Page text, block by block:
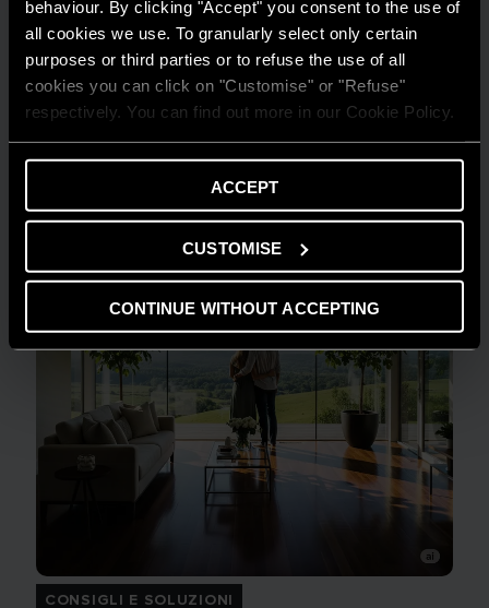
behaviour. By clicking "Accept" you consent to the use of
all cookies we use. To granularly select only certain
purposes or third parties or to refuse the use of all
cookies you can click on "Customise" or "Refuse"
respectively. You can find out more in our Cookie Policy.
ACCEPT
CUSTOMISE
CONTINUE WITHOUT ACCEPTING
GUIDA AL RISPARMIO
Quanto consuma un condizionatore?
CONSIGLI E SOLUZIONI